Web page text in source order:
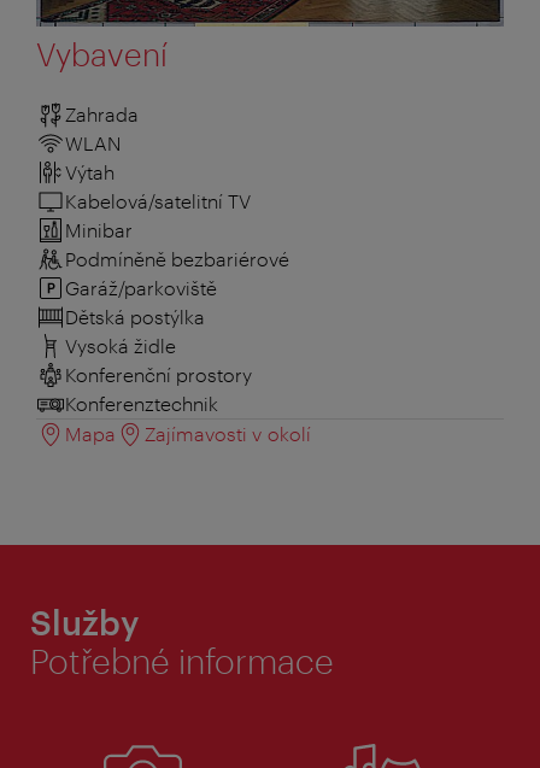
Vybavení
Zahrada
WLAN
Výtah
Kabelová/satelitní TV
Minibar
Podmíněně bezbariérové
Garáž/parkoviště
Dětská postýlka
Vysoká židle
Konferenční prostory
Konferenztechnik
Mapa
Zajímavosti v okolí
Služby
Potřebné informace